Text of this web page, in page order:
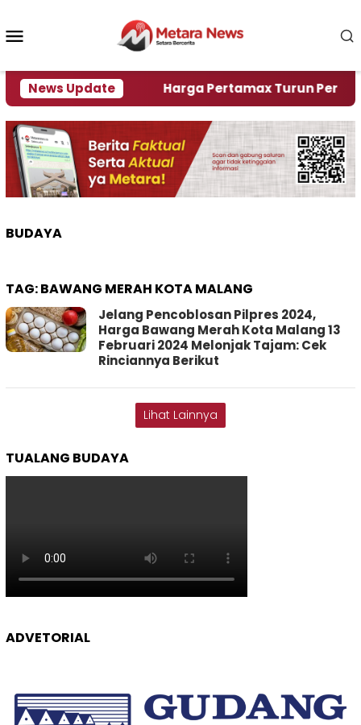
konten
News Update
Krisi Air Harga Pertamax Turun Per Hari
BUDAYA
TAG:BAWANG MERAH KOTA MALANG
Jelang Pencoblosan Pilpres 2024,
Harga Bawang Merah Kota Malang 13
Februari 2024 Melonjak Tajam: Cek
Rinciannya Berikut
Lihat Lainnya
TUALANG BUDAYA
ADVETORIAL